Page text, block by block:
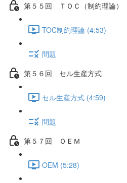
第５５回 ＴＯＣ（制約理論）
TOC制約理論 (4:53)
問題
第５６回 セル生産方式
セル生産方式 (4:59)
問題
第５７回 ＯＥＭ
OEM (5:28)